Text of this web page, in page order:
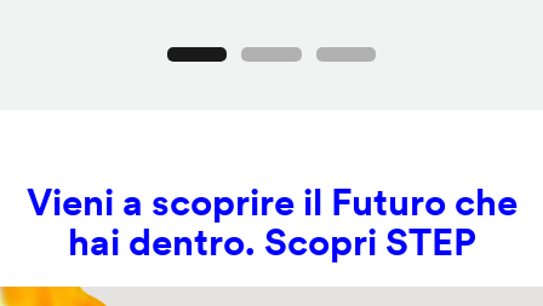
Vieni a scoprire il Futuro che
hai dentro. Scopri STEP